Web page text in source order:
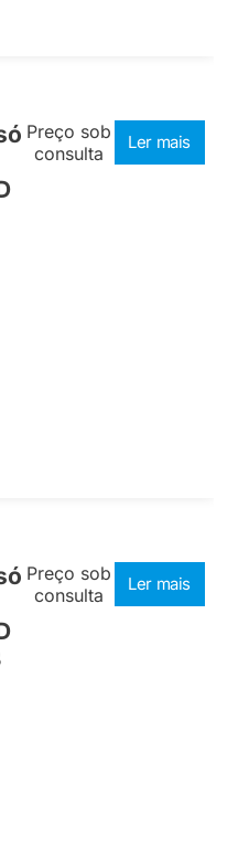
Preço sob
consulta
Ler mais
Preço sob
consulta
Ler mais